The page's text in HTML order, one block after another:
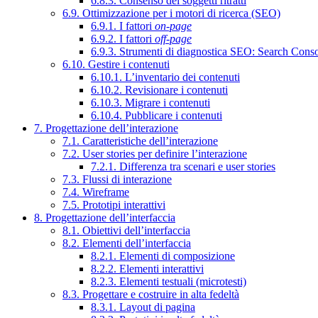
6.9. Ottimizzazione per i motori di ricerca (SEO)
6.9.1. I fattori on-page
6.9.2. I fattori off-page
6.9.3. Strumenti di diagnostica SEO: Search
6.10. Gestire i contenuti
6.10.1. L’inventario dei contenuti
6.10.2. Revisionare i contenuti
6.10.3. Migrare i contenuti
6.10.4. Pubblicare i contenuti
7. Progettazione dell’interazione
7.1. Caratteristiche dell’interazione
7.2. User stories per definire l’interazione
7.2.1. Differenza tra scenari e user stories
7.3. Flussi di interazione
7.4. Wireframe
7.5. Prototipi interattivi
8. Progettazione dell’interfaccia
8.1. Obiettivi dell’interfaccia
8.2. Elementi dell’interfaccia
8.2.1. Elementi di composizione
8.2.2. Elementi interattivi
8.2.3. Elementi testuali (microtesti)
8.3. Progettare e costruire in alta fedeltà
8.3.1. Layout di pagina